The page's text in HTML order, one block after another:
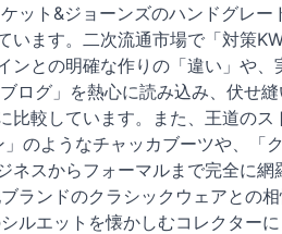
ット&ジョーンズのハンドグレ
います。二次流通市場で「対策
ンとの明確な作りの「違い」や
ログ」を熱心に読み込み、伏せ
比較しています。また、王道の
のようなチャッカブーツや、
ネスからフォーマルまで完全に
ランドのクラシックウェアとの
ルエットを懐かしむコレクター